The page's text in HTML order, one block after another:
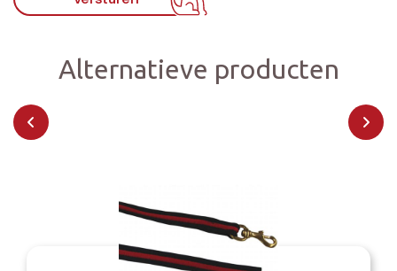
Alternatieve producten